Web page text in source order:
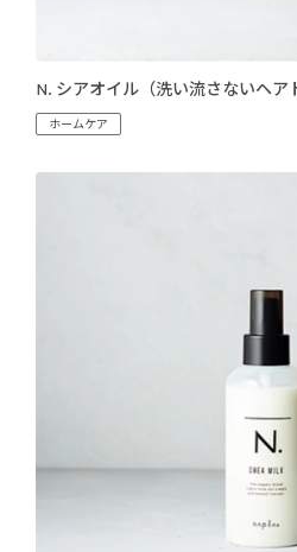
N. シアオイル（洗い流さないヘア
ホームケア